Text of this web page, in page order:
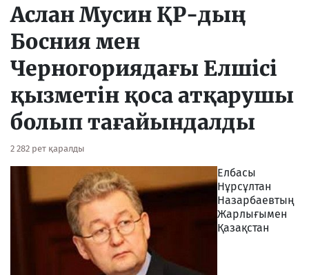
Аслан Мусин ҚР-дың
Босния мен
Черногориядағы Елшісі
қызметін қоса атқарушы
болып тағайындалды
2 282 рет қаралды
Елбасы
Нұрсұлтан
Назарбаевтың
Жарлығымен
Қазақстан